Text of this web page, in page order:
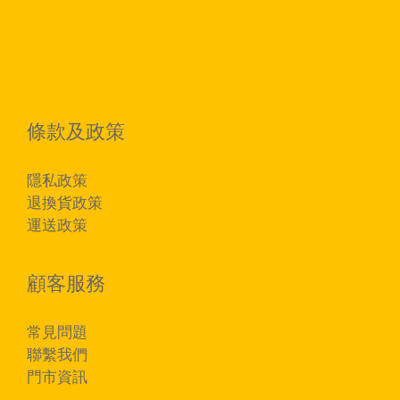
條款及政策
隱私政策
退換貨政策
運送政策
顧客服務
常見問題
聯繫我們
門市資訊